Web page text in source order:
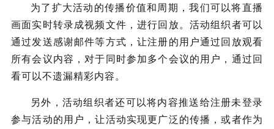
为了扩大活动的传播价值和周期，我们可以将直播
画面实时转录成视频文件，进行回放。活动组织者可以
通过发送感谢邮件等方式，让注册的用户通过回放观看
所有会议内容，对于同时参加多个会议的用户，通过回
看可以不遗漏精彩内容。
另外，活动组织者还可以将内容推送给注册未登录
参与活动的用户，让活动实现更广泛的传播，或者作为